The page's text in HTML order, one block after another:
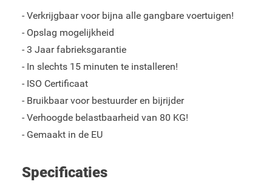
- Verkrijgbaar voor bijna alle gangbare voertuigen!
- Opslag mogelijkheid
- 3 Jaar fabrieksgarantie
- In slechts 15 minuten te installeren!
- ISO Certificaat
- Bruikbaar voor bestuurder en bijrijder
- Verhoogde belastbaarheid van 80 KG!
- Gemaakt in de EU
Specificaties